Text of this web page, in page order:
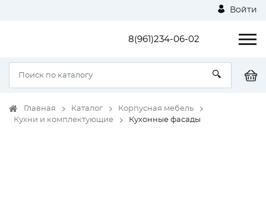
Войти
8(961)234-06-02
Главная Каталог
Корпусная мебель
Кухни и комплектующие
Кухонные фасады